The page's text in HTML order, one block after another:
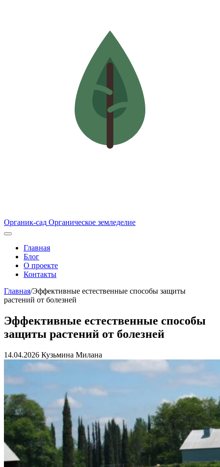
Органик-сад Органическое земледелие
Главная
Блог
О проекте
Контакты
Главная/Эффективные естественные способы защиты
растений от болезней
Эффективные естественные способы
защиты растений от болезней
14.04.2026 Кузьмина Милана